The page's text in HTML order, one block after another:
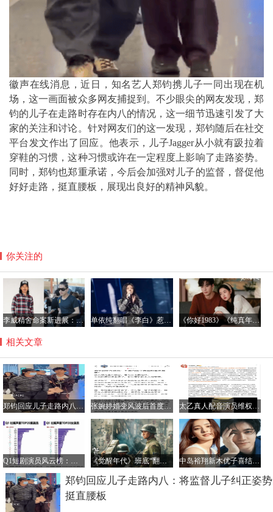
徽声在线消息，近日，知名艺人郑钧携儿子一同出现在机
场，这一画面被众多网友捕捉到。不少眼尖的网友发现，郑
钧的儿子在走路时存在内八的情况，这一细节迅速引发了大
家的关注和讨论。针对网友们的这一发现，郑钧随后在社交
平台发文作出了回应。他表示，儿子Jagger从小就有趿拉着
穿鞋的习惯，这种习惯或许在一定程度上影响了走路姿势。
同时，郑钧也郑重承诺，今后会加强对儿子的监督，督促他
好好走路，挺直腰板，展现出良好的精神风貌。
你关注的
李威精舍命案新进展：受害人家属达成和解 盼法院从轻判决 单依纯翻唱《李白》惹争议，律师：若故意侵权将面临惩罚性赔偿 《你好1983》《纯真年代的爱情》引领偶像剧怀旧新风尚
相关文章
郑钧回应儿子走路内八：将监督儿子纠正姿势挺直腰板 张婉婷婚变风波后首度发文 坦言得知消息崩溃爆哭 太乙真人配音演员维权受阻：AI盗声致合作流失 未成年人侵权成难题
Q1短剧演员风云榜：张翅李柯以领跑男女TOP，柯淳粉丝量独占鳌头 《觉醒年代》班底“翻车”？《八千里路云和月》口碑走高为何难火 中岛裕翔新木优子喜结连理 恋情追溯至2017年合作
郑钧回应儿子走路内八：将监督儿子纠正姿势
挺直腰板